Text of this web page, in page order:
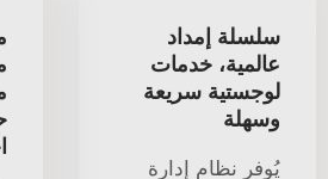
سلسلة إمداد
عالمية، خدمات
لوجستية سريعة
وسهلة
يُوفر نظام إدارة